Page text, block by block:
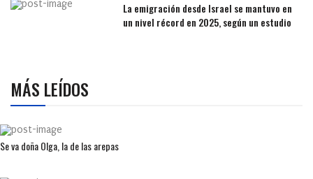
La emigración desde Israel se mantuvo en
un nivel récord en 2025, según un estudio
MÁS LEÍDOS
Se va doña Olga, la de las arepas